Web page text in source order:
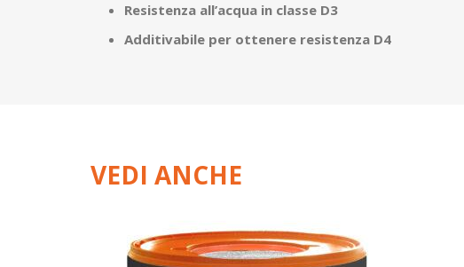
Resistenza all’acqua in classe D3
Additivabile per ottenere resistenza D4
VEDI ANCHE